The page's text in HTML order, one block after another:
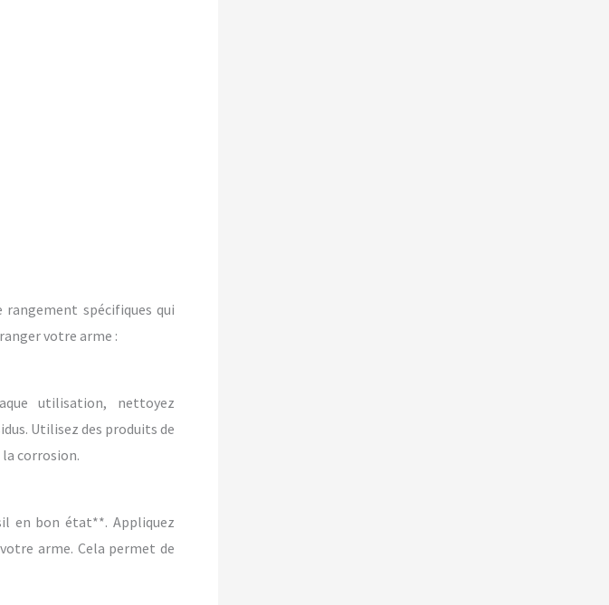
spécifiques qui
votre arme :
utilisation, nettoyez
Utilisez des produits de
corrosion.
en bon état**. Appliquez
arme. Cela permet de